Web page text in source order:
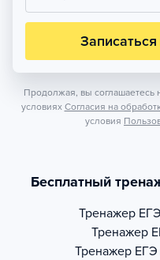
Продолжая, вы соглашаетесь
условиях Согласия на
условия
Бесплатный
Тренажер
Тренажер
Тренажер ЕГЭ